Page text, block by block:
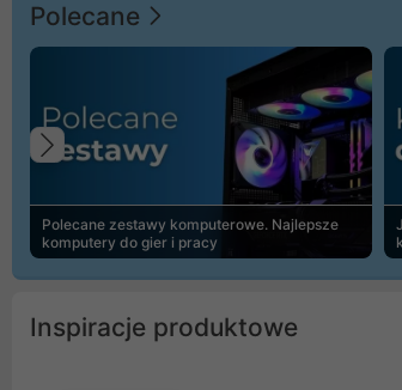
Polecane
Polecane zestawy komputerowe. Najlepsze
komputery do gier i pracy
Poprzedni
Inspiracje produktowe